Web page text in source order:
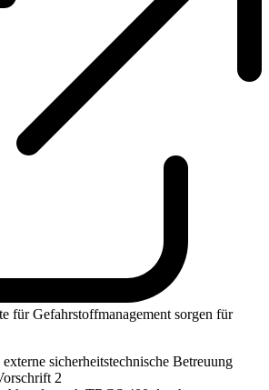
für Gefahrstoffmanagement sorgen für
sicherheitstechnische Betreuung
2